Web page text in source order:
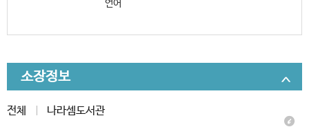
언어
소장정보
전체 나라셈도서관